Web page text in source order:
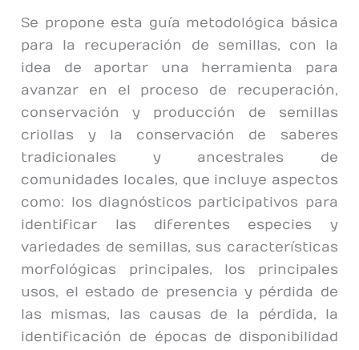
Se propone esta guía metodológica básica
para la recuperación de semillas, con la
idea de aportar una herramienta para
avanzar en el proceso de recuperación,
conservación y producción de semillas
criollas y la conservación de saberes
tradicionales y ancestrales de
comunidades locales, que incluye aspectos
como: los diagnósticos participativos para
identificar las diferentes especies y
variedades de semillas, sus características
morfológicas principales, los principales
usos, el estado de presencia y pérdida de
las mismas, las causas de la pérdida, la
identificación de épocas de disponibilidad